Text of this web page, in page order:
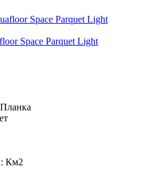
Space Parquet Light
Планка
Км2